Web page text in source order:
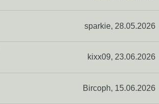
sparkie, 28.05.2026
kixx09, 23.06.2026
Bircoph, 15.06.2026